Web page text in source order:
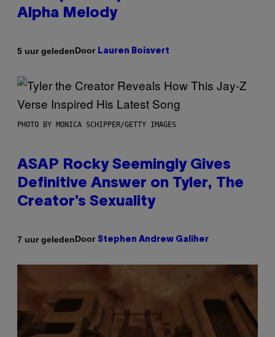
Alpha Melody
5 uur geledenDoor Lauren Boisvert
PHOTO BY MONICA SCHIPPER/GETTY IMAGES
ASAP Rocky Seemingly Gives
Definitive Answer on Tyler, The
Creator’s Sexuality
7 uur geledenDoor Stephen Andrew Galiher